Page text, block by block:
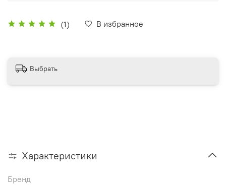
(1) В избранное
Выбрать
Характеристики
Бренд